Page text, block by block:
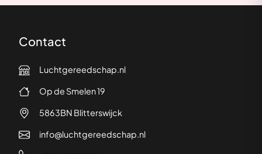
Contact
Luchtgereedschap.nl
Op de Smelen 19
5863BN Blitterswijck
info@luchtgereedschap.nl